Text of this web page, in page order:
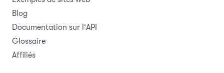
Blog
Documentation sur l'API
Glossaire
Affiliés